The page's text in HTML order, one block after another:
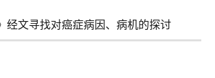
经文寻找对癌症病因、病机的探讨